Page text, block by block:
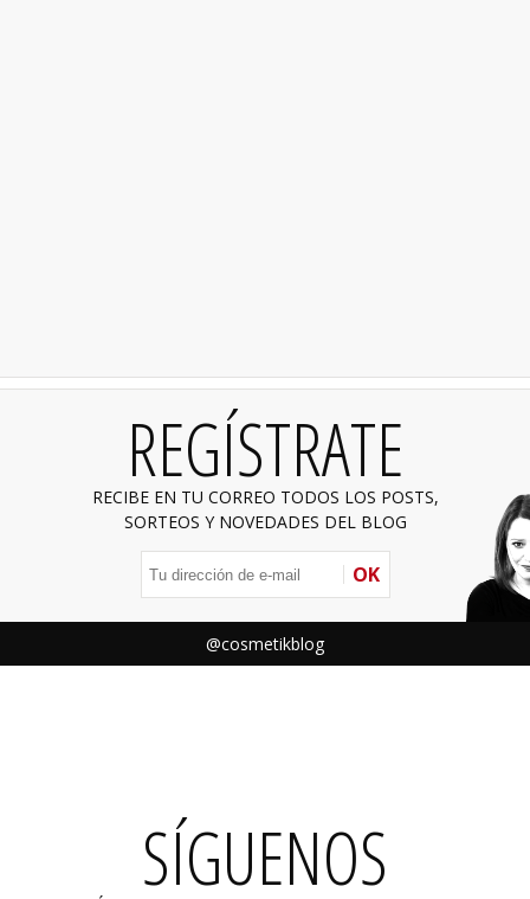
REGÍSTRATE
RECIBE EN TU CORREO TODOS LOS POSTS,
SORTEOS Y NOVEDADES DEL BLOG
OK
@cosmetikblog
SÍGUENOS